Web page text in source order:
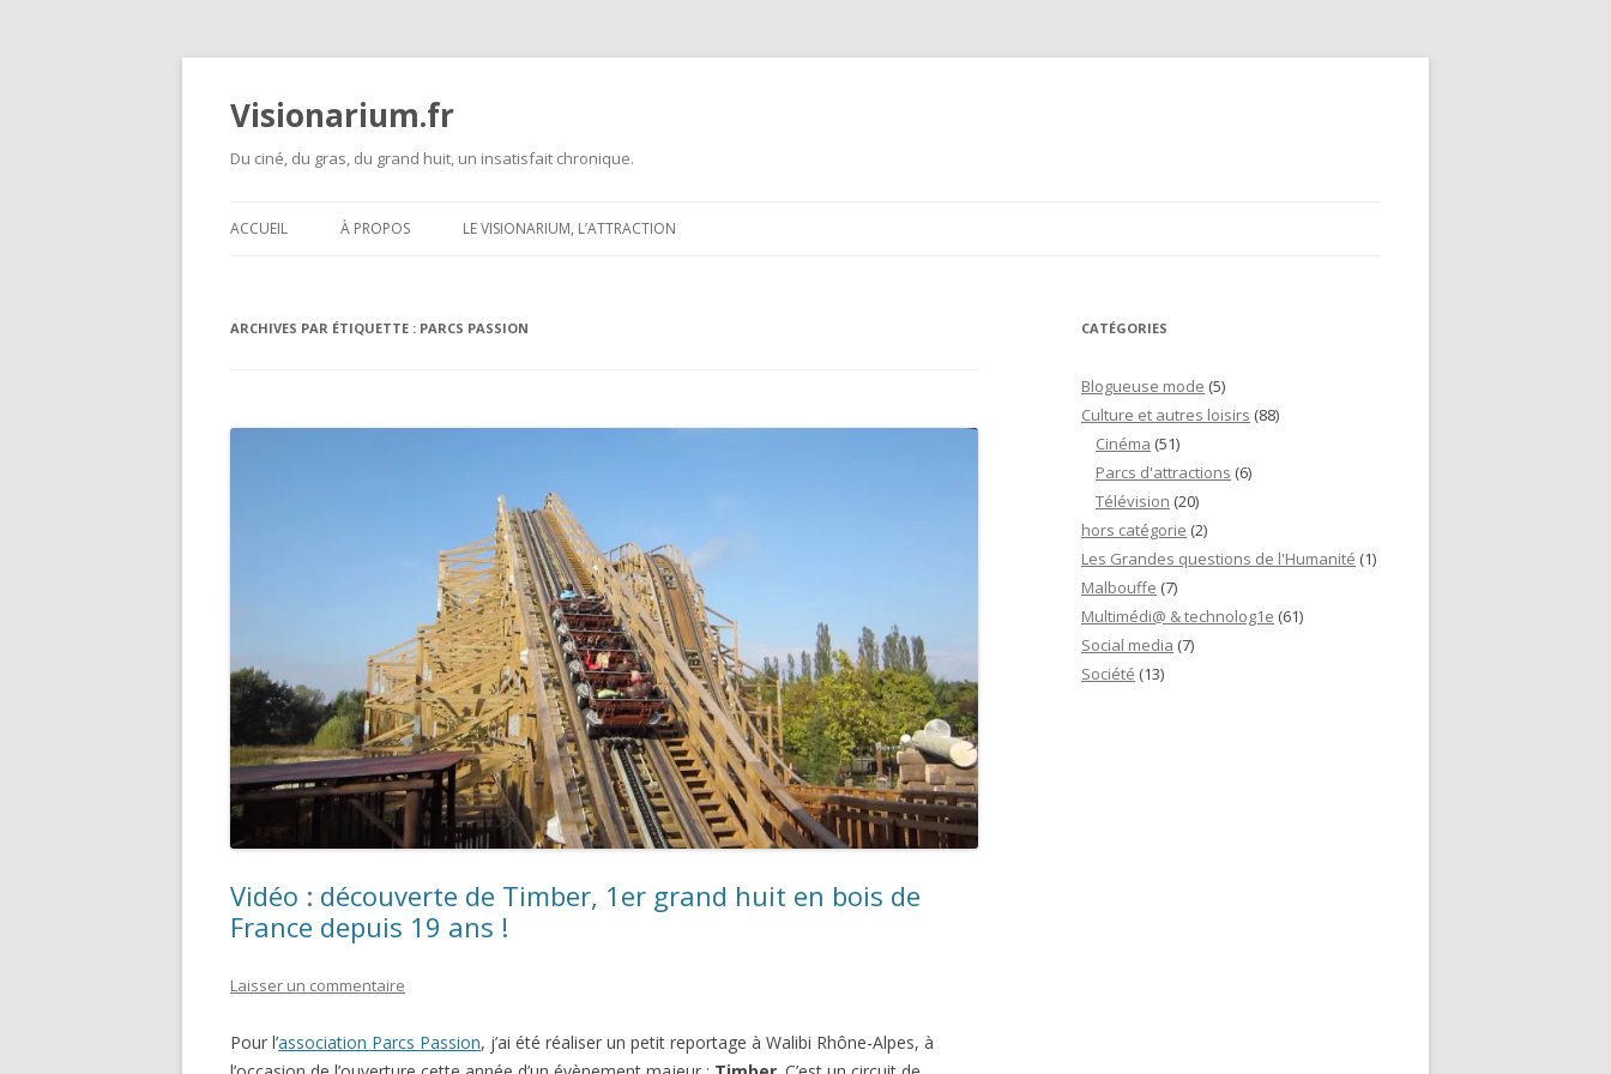
Visionarium.fr
Du ciné, du gras, du grand huit, un insatisfait chronique.
ACCUEIL À PROPOS LE VISIONARIUM, L’ATTRACTION
ARCHIVES PAR ÉTIQUETTE : PARCS PASSION
Vidéo : découverte de Timber, 1er grand huit en bois de
France depuis 19 ans !
Laisser un commentaire
Pour l’association Parcs Passion, j’ai été réaliser un petit reportage à Walibi Rhône-Alpes, à
CATÉGORIES
Blogueuse mode (5)
Culture et autres loisirs (88)
Cinéma (51)
Parcs d'attractions (6)
Télévision (20)
hors catégorie (2)
Les Grandes questions de l'Humanité (1)
Malbouffe (7)
Multimédi@ & technolog1e (61)
Social media (7)
Société (13)